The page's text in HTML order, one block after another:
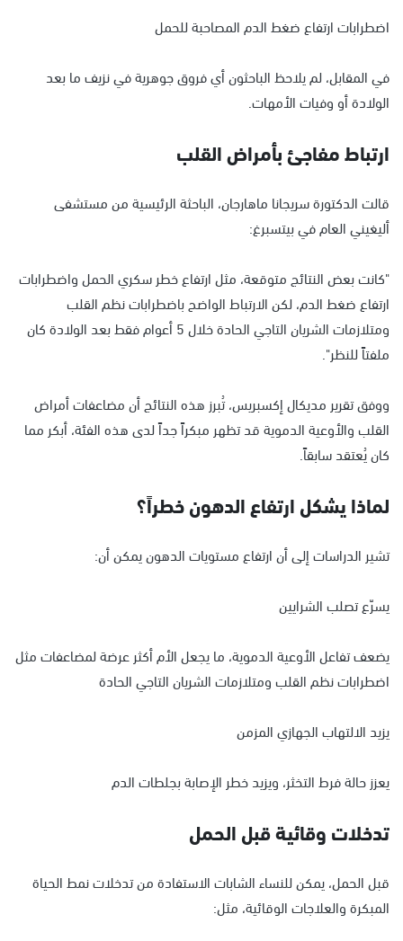
اضطرابات ارتفاع ضغط الدم المصاحبة للحمل
في المقابل، لم يلاحظ الباحثون أي فروق جوهرية في نزيف ما بعد
الولادة أو وفيات الأمهات.
ارتباط مفاجئ بأمراض القلب
قالت الدكتورة سريجانا ماهارجان، الباحثة الرئيسية من مستشفى
أليغيني العام في بيتسبرغ:
"كانت بعض النتائج متوقعة، مثل ارتفاع خطر سكري الحمل واضطرابات
ارتفاع ضغط الدم، لكن الارتباط الواضح باضطرابات نظم القلب
ومتلازمات الشريان التاجي الحادة خلال 5 أعوام فقط بعد الولادة كان
ملفتاً للنظر".
ووفق تقرير مديكال إكسبريس، تُبرز هذه النتائج أن مضاعفات أمراض
القلب والأوعية الدموية قد تظهر مبكراً جداً لدى هذه الفئة، أبكر مما
كان يُعتقد سابقاً.
لماذا يشكل ارتفاع الدهون خطراً؟
تشير الدراسات إلى أن ارتفاع مستويات الدهون يمكن أن:
يسرّع تصلب الشرايين
يضعف تفاعل الأوعية الدموية، ما يجعل الأم أكثر عرضة لمضاعفات مثل
اضطرابات نظم القلب ومتلازمات الشريان التاجي الحادة
يزيد الالتهاب الجهازي المزمن
يعزز حالة فرط التخثر، ويزيد خطر الإصابة بجلطات الدم
تدخلات وقائية قبل الحمل
قبل الحمل، يمكن للنساء الشابات الاستفادة من تدخلات نمط الحياة
المبكرة والعلاجات الوقائية، مثل: